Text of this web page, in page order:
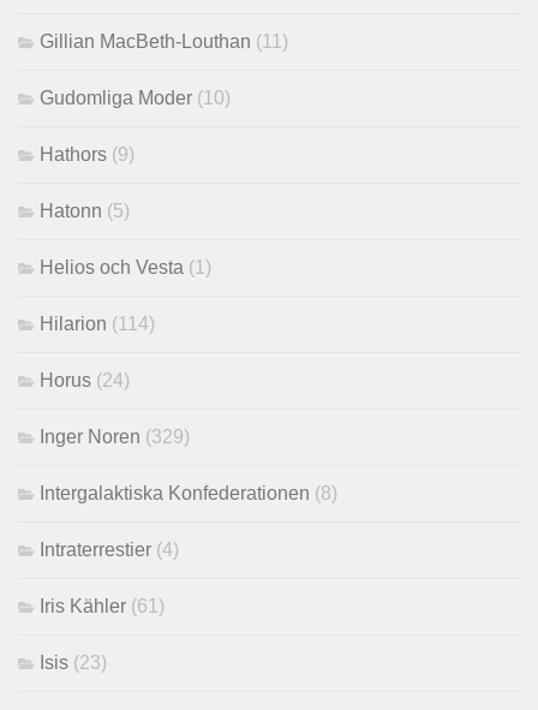
Gillian MacBeth-Louthan (11)
Gudomliga Moder (10)
Hathors (9)
Hatonn (5)
Helios och Vesta (1)
Hilarion (114)
Horus (24)
Inger Noren (329)
Intergalaktiska Konfederationen (8)
Intraterrestier (4)
Iris Kähler (61)
Isis (23)